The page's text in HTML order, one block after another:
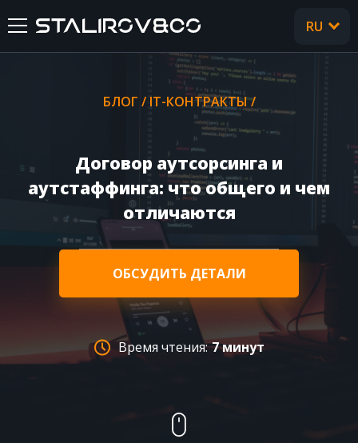
ГЛАВНАЯ
О НАС
УСЛУГИ
КЕЙСЫ
CТАТЬИ
FAQ
RU
БЛОГ / IT-КОНТРАКТЫ/
Договор аутсорсинга и
аутстаффинга: что общего и чем
отличаются
ОБСУДИТЬ ДЕТАЛИ
Время чтения: 7 минут